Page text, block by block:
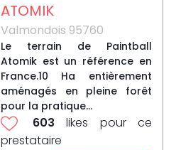
ATOMIK
Valmondois 95760
Le terrain de Paintball
Atomik est un référence en
France.10 Ha entièrement
aménagés en pleine forêt
pour la pratique...
603 likes pour ce
prestataire